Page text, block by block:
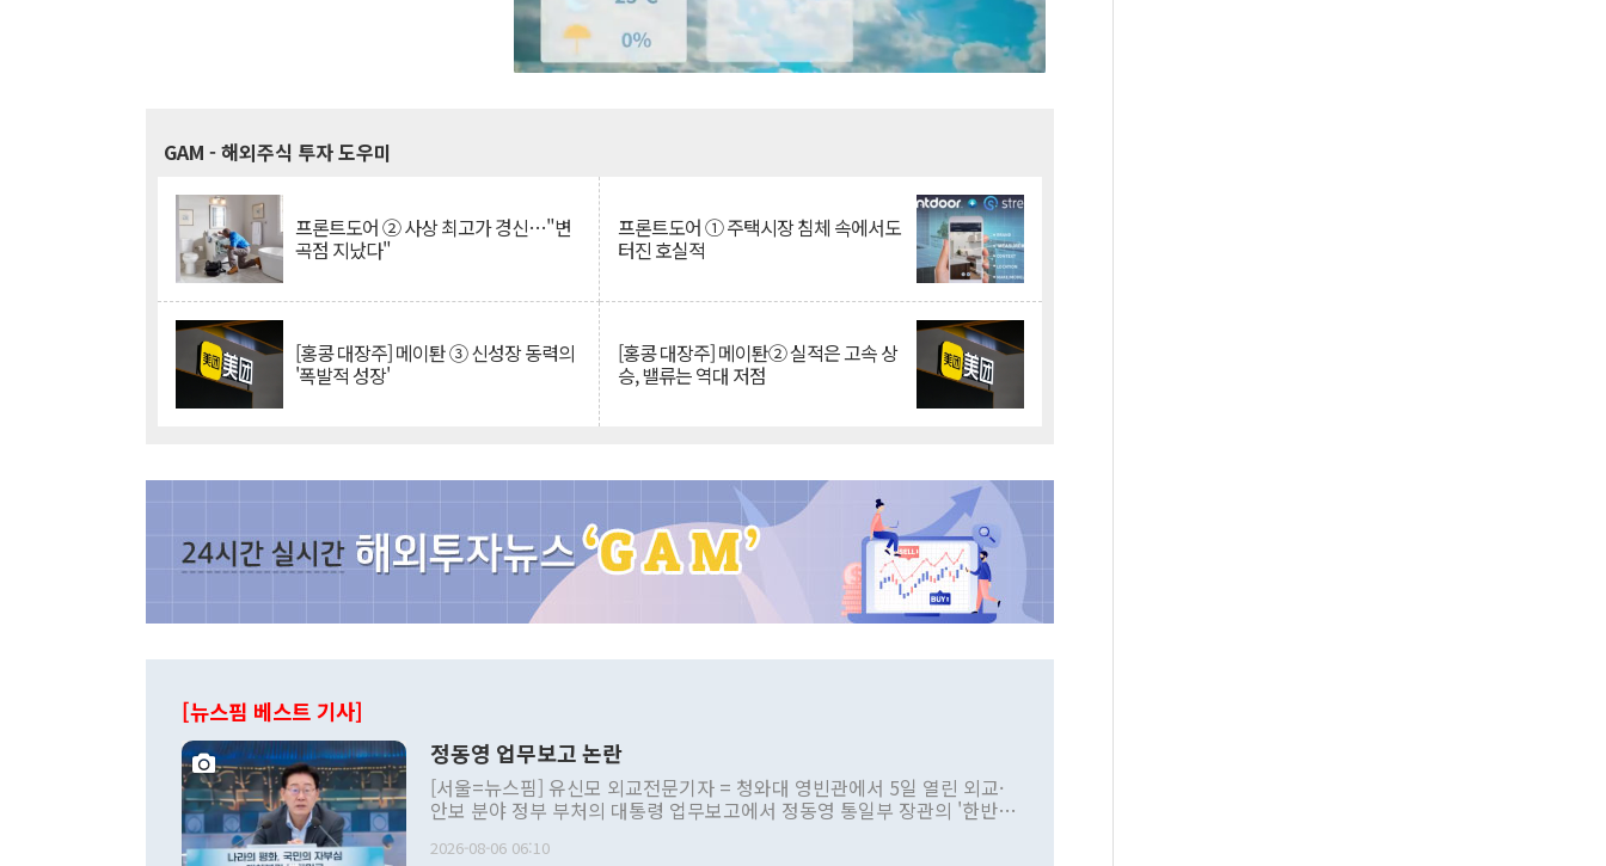
GAM - 해외주식 투자 도우미
프론트도어 ② 사상 최고가 경신…"변
곡점 지났다"
프론트도어 ① 주택시장 침체 속에서도
터진 호실적
[홍콩 대장주] 메이퇀 ③ 신성장 동력의
'폭발적 성장'
[홍콩 대장주] 메이퇀② 실적은 고속 상
승, 밸류는 역대 저점
[뉴스핌 베스트 기사]
정동영 업무보고 논란
[서울=뉴스핌] 유신모 외교전문기자 = 청와대 영빈관에서 5일 열린 외교·
안보 분야 정부 부처의 대통령 업무보고에서 정동영 통일부 장관의 '한반도
발언 중에는 정부 내 조율을 거치지 않은 사안을 정책으로 추진하겠다고 공
2026-08-06 06:10